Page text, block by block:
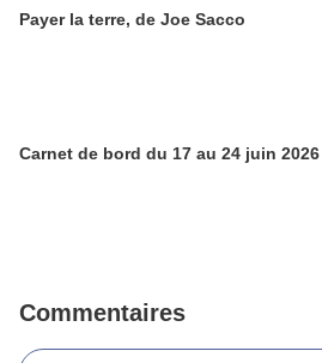
Payer la terre, de Joe Sacco
Carnet de bord du 17 au 24 juin 2026
Commentaires